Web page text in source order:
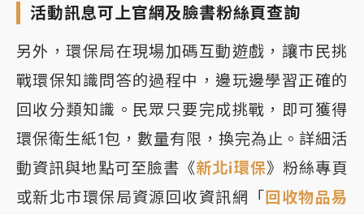
活動訊息可上官網及臉書粉絲頁查詢
另外，環保局在現場加碼互動遊戲，讓市民挑
戰環保知識問答的過程中，邊玩邊學習正確的
回收分類知識。民眾只要完成挑戰，即可獲得
環保衛生紙1包，數量有限，換完為止。詳細活
動資訊與地點可至臉書《新北i環保》粉絲專頁
或新北市環保局資源回收資訊網「回收物品易